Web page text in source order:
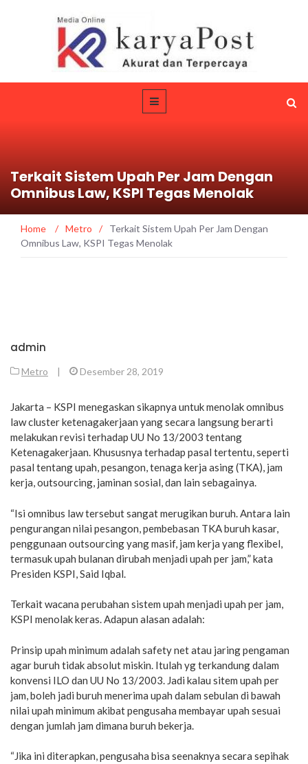
Terkait Sistem Upah Per Jam Dengan
Omnibus Law, KSPI Tegas Menolak
Home / Metro /
Terkait Sistem Upah Per Jam Dengan
Omnibus Law, KSPI Tegas Menolak
admin
Metro | Desember 28, 2019
Jakarta – KSPI menegaskan sikapnya untuk menolak omnibus
law cluster ketenagakerjaan yang secara langsung berarti
melakukan revisi terhadap UU No 13/2003 tentang
Ketenagakerjaan. Khususnya terhadap pasal tertentu, seperti
pasal tentang upah, pesangon, tenaga kerja asing (TKA), jam
kerja, outsourcing, jaminan sosial, dan lain sebagainya.
“Isi omnibus law tersebut sangat merugikan buruh. Antara lain
pengurangan nilai pesangon, pembebasan TKA buruh kasar,
penggunaan outsourcing yang masif, jam kerja yang flexibel,
termasuk upah bulanan dirubah menjadi upah per jam,” kata
Presiden KSPI, Said Iqbal.
Terkait wacana perubahan sistem upah menjadi upah per jam,
KSPI menolak keras. Adapun alasan adalah:
Prinsip upah minimum adalah safety net atau jaring pengaman
agar buruh tidak absolut miskin. Itulah yg terkandung dalam
konvensi ILO dan UU No 13/2003. Jadi kalau sitem upah per
jam, boleh jadi buruh menerima upah dalam sebulan di bawah
nilai upah minimum akibat pengusaha membayar upah sesuai
dengan jumlah jam dimana buruh bekerja.
“Jika ini diterapkan, pengusaha bisa seenaknya secara sepihak